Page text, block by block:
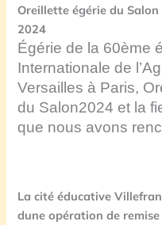
Oreillette égérie du
2024
Égérie de la 60ème
Internationale de
Versailles à Paris,
du Salon2024 et la
que nous avons
La cité éducative
dune opération de